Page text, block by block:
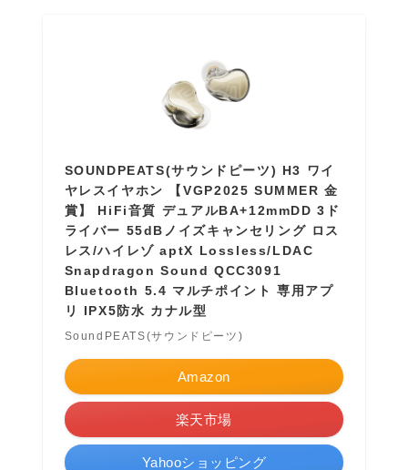
SOUNDPEATS(サウンドピーツ) H3 ワイ
ヤレスイヤホン 【VGP2025 SUMMER 金
賞】 HiFi音質 デュアルBA+12mmDD 3ド
ライバー 55dBノイズキャンセリング ロス
レス/ハイレゾ aptX Lossless/LDAC
Snapdragon Sound QCC3091
Bluetooth 5.4 マルチポイント 専用アプ
リ IPX5防水 カナル型
SoundPEATS(サウンドピーツ)
Amazon
楽天市場
Yahooショッピング